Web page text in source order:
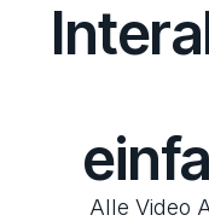
Alle Video